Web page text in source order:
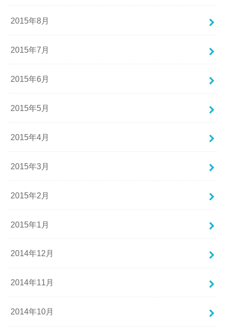
2015年8月
2015年7月
2015年6月
2015年5月
2015年4月
2015年3月
2015年2月
2015年1月
2014年12月
2014年11月
2014年10月